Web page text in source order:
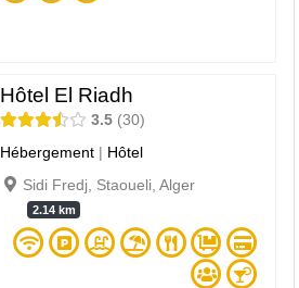
Hôtel El Riadh
3.5 30
Hébergement | Hôtel
Sidi Fredj, Staoueli, Alger
2.14 km